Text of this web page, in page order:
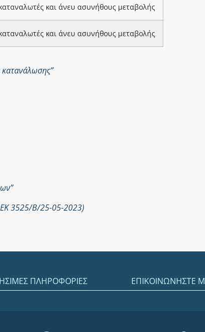
και άνευ ασυνήθους μεταβολής
και άνευ ασυνήθους μεταβολής
3525/Β/25-05-2023)
ΠΛΗΡΟΦΟΡΙΕΣ ΕΠΙΚΟΙΝΩΝΗΣΤΕ